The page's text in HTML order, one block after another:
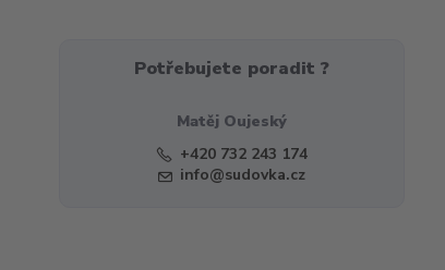
Potřebujete poradit ?
Matěj Oujeský
+420 732 243 174
info@sudovka.cz